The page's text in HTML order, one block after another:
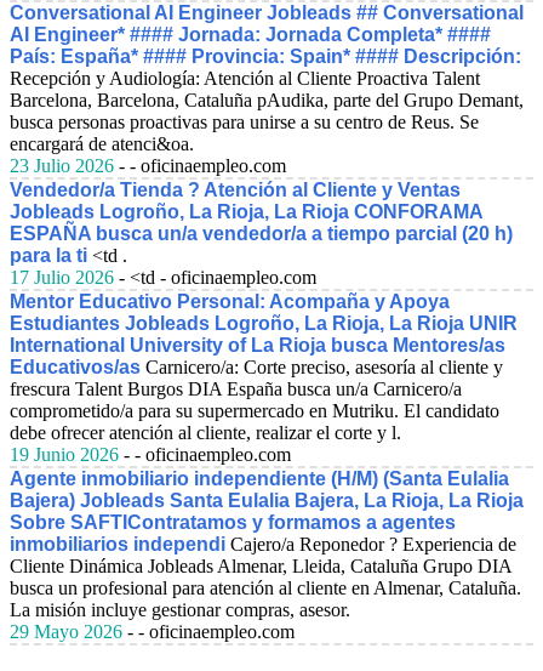
Conversational AI Engineer Jobleads ## Conversational
AI Engineer* #### Jornada: Jornada Completa* ####
País: España* #### Provincia: Spain* #### Descripción:
Recepción y Audiología: Atención al Cliente Proactiva Talent
Barcelona, Barcelona, Cataluña pAudika, parte del Grupo Demant,
busca personas proactivas para unirse a su centro de Reus. Se
encargará de atenci&oa.
23 Julio 2026 - - oficinaempleo.com
Vendedor/a Tienda ? Atención al Cliente y Ventas
Jobleads Logroño, La Rioja, La Rioja CONFORAMA
ESPAÑA busca un/a vendedor/a a tiempo parcial (20 h)
para la ti <td .
17 Julio 2026 - <td - oficinaempleo.com
Mentor Educativo Personal: Acompaña y Apoya
Estudiantes Jobleads Logroño, La Rioja, La Rioja UNIR
International University of La Rioja busca Mentores/as
Educativos/as Carnicero/a: Corte preciso, asesoría al cliente y
frescura Talent Burgos DIA España busca un/a Carnicero/a
comprometido/a para su supermercado en Mutriku. El candidato
debe ofrecer atención al cliente, realizar el corte y l.
19 Junio 2026 - - oficinaempleo.com
Agente inmobiliario independiente (H/M) (Santa Eulalia
Bajera) Jobleads Santa Eulalia Bajera, La Rioja, La Rioja
Sobre SAFTIContratamos y formamos a agentes
inmobiliarios independi Cajero/a Reponedor ? Experiencia de
Cliente Dinámica Jobleads Almenar, Lleida, Cataluña Grupo DIA
busca un profesional para atención al cliente en Almenar, Cataluña.
La misión incluye gestionar compras, asesor.
29 Mayo 2026 - - oficinaempleo.com